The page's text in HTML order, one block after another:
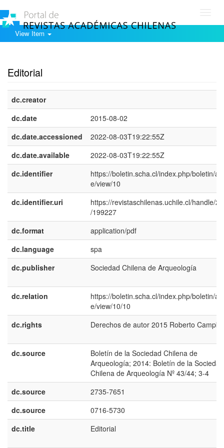
View Item
Editorial
dc.creator
dc.date
2015-08-02
dc.date.accessioned
2022-08-03T19:22:55Z
dc.date.available
2022-08-03T19:22:55Z
dc.identifier
https://boletin.scha.cl/index.php/boletin/
e/view/10
dc.identifier.uri
https://revistaschilenas.uchile.cl/handle/
/199227
dc.format
application/pdf
dc.language
spa
dc.publisher
Sociedad Chilena de Arqueología
dc.relation
https://boletin.scha.cl/index.php/boletin/
e/view/10/10
dc.rights
Derechos de autor 2015 Roberto
dc.source
Boletín de la Sociedad Chilena de
Arqueología; 2014: Boletín de la Sociedad
Chilena de Arqueología Nº 43/44; 3-4
dc.source
2735-7651
dc.source
0716-5730
dc.title
Editorial